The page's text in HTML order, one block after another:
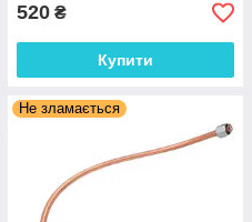
520 ₴
Купити
Не зламається